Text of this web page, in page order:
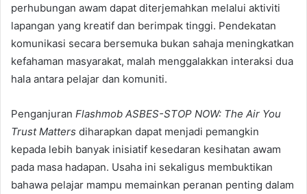
perhubungan awam dapat diterjemahkan melalui aktiviti
lapangan yang kreatif dan berimpak tinggi. Pendekatan
komunikasi secara bersemuka bukan sahaja meningkatkan
kefahaman masyarakat, malah menggalakkan interaksi dua
hala antara pelajar dan komuniti.
Penganjuran Flashmob ASBES-STOP NOW: The Air You
Trust Matters diharapkan dapat menjadi pemangkin
kepada lebih banyak inisiatif kesedaran kesihatan awam
pada masa hadapan. Usaha ini sekaligus membuktikan
bahawa pelajar mampu memainkan peranan penting dalam